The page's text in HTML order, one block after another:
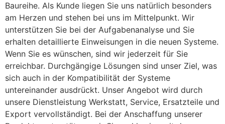
Baureihe. Als Kunde liegen Sie uns natürlich besonders
am Herzen und stehen bei uns im Mittelpunkt. Wir
unterstützen Sie bei der Aufgabenanalyse und Sie
erhalten detaillierte Einweisungen in die neuen Systeme.
Wenn Sie es wünschen, sind wir jederzeit für Sie
erreichbar. Durchgängige Lösungen sind unser Ziel, was
sich auch in der Kompatibilität der Systeme
untereinander ausdrückt. Unser Angebot wird durch
unsere Dienstleistung Werkstatt, Service, Ersatzteile und
Export vervollständigt. Bei der Anschaffung unserer